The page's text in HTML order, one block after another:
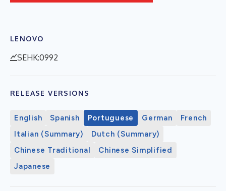
LENOVO
SEHK:0992
RELEASE VERSIONS
English Spanish Portuguese German
French
Italian (Summary)
Dutch (Summary)
Chinese Traditional
Chinese Simplified
Japanese